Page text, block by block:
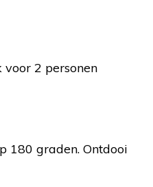
2 personen
180 graden. Ontdooi